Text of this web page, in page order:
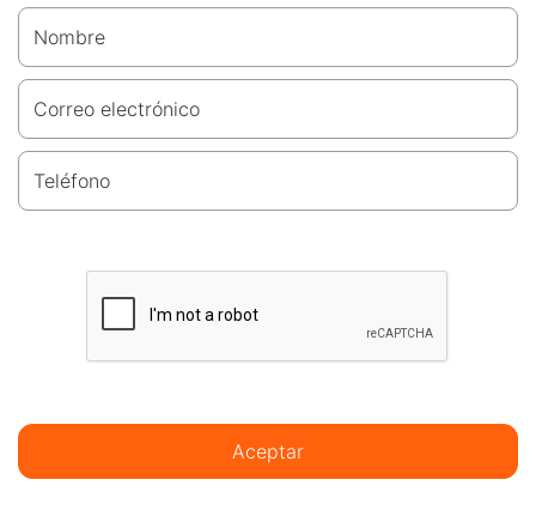
Nombre
Correo electrónico
Teléfono
Aceptar